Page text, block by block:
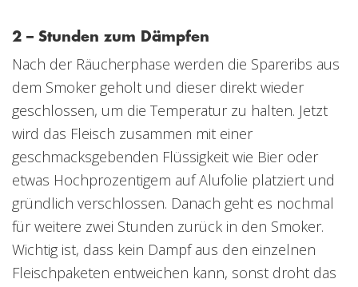
2 – Stunden zum Dämpfen
Nach der Räucherphase werden die Spareribs aus
dem Smoker geholt und dieser direkt wieder
geschlossen, um die Temperatur zu halten. Jetzt
wird das Fleisch zusammen mit einer
geschmacksgebenden Flüssigkeit wie Bier oder
etwas Hochprozentigem auf Alufolie platziert und
gründlich verschlossen. Danach geht es nochmal
für weitere zwei Stunden zurück in den Smoker.
Wichtig ist, dass kein Dampf aus den einzelnen
Fleischpaketen entweichen kann, sonst droht das